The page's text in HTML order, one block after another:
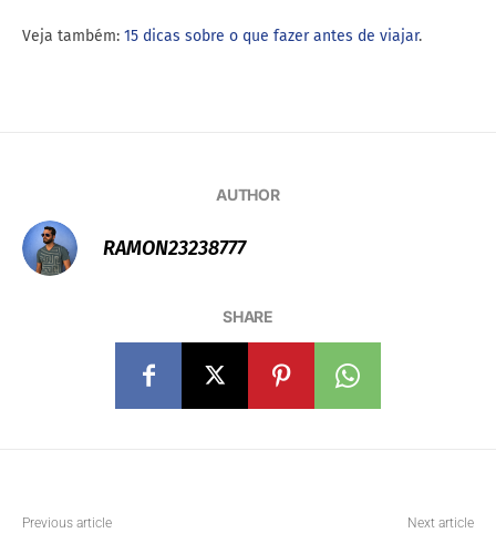
Veja também: 15 dicas sobre o que fazer antes de viajar.
AUTHOR
RAMON23238777
SHARE
Previous article
Next article